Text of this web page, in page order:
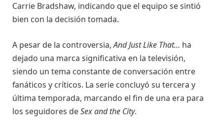
Carrie Bradshaw, indicando que el equipo se sintió
bien con la decisión tomada.
A pesar de la controversia,And Just Like That… ha
dejado una marca significativa en la televisión,
siendo un tema constante de conversación entre
fanáticos y críticos. La serie concluyó su tercera y
última temporada, marcando el fin de una era para
los seguidores deSex and the City.